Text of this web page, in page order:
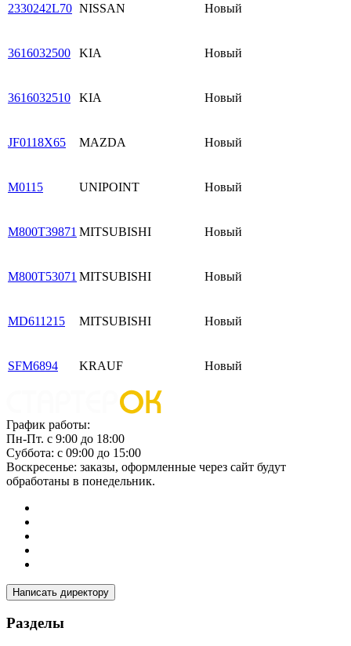
2330242L70 NISSAN Новый
3616032500 KIA Новый
3616032510 KIA Новый
JF0118X65 MAZDA Новый
M0115 UNIPOINT Новый
M800T39871 MITSUBISHI Новый
M800T53071 MITSUBISHI Новый
MD611215 MITSUBISHI Новый
SFM6894 KRAUF Новый
График работы:
Пн-Пт. с 9:00 до 18:00
Суббота: с 09:00 до 15:00
Воскресенье: заказы, оформленные через сайт будут
обработаны в понедельник.
Написать директору
Разделы